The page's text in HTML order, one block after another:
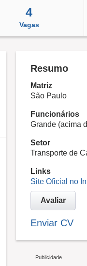
4
Vagas
Resumo
Matriz
São Paulo
Funcionários
Grande (acima
Setor
Transporte de
Links
Site Oficial no
Avaliar
Enviar CV